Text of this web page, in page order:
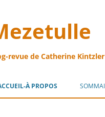
revue de Catherine
À PROPOS